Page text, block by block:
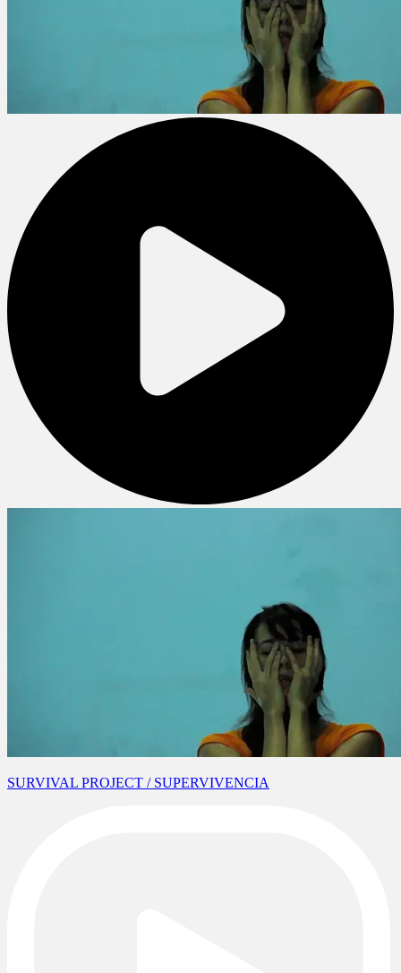
SURVIVAL PROJECT / SUPERVIVENCIA